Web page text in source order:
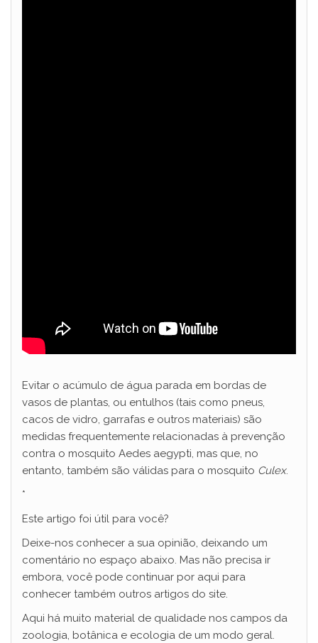
Evitar o acúmulo de água parada em bordas de
vasos de plantas, ou entulhos (tais como pneus,
cacos de vidro, garrafas e outros materiais) são
medidas frequentemente relacionadas à prevenção
contra o mosquito Aedes aegypti, mas que, no
entanto, também são válidas para o mosquito Culex.
*
Este artigo foi útil para você?
Deixe-nos conhecer a sua opinião, deixando um
comentário no espaço abaixo. Mas não precisa ir
embora, você pode continuar por aqui para
conhecer também outros artigos do site.
Aqui há muito material de qualidade nos campos da
zoologia, botânica e ecologia de um modo geral.